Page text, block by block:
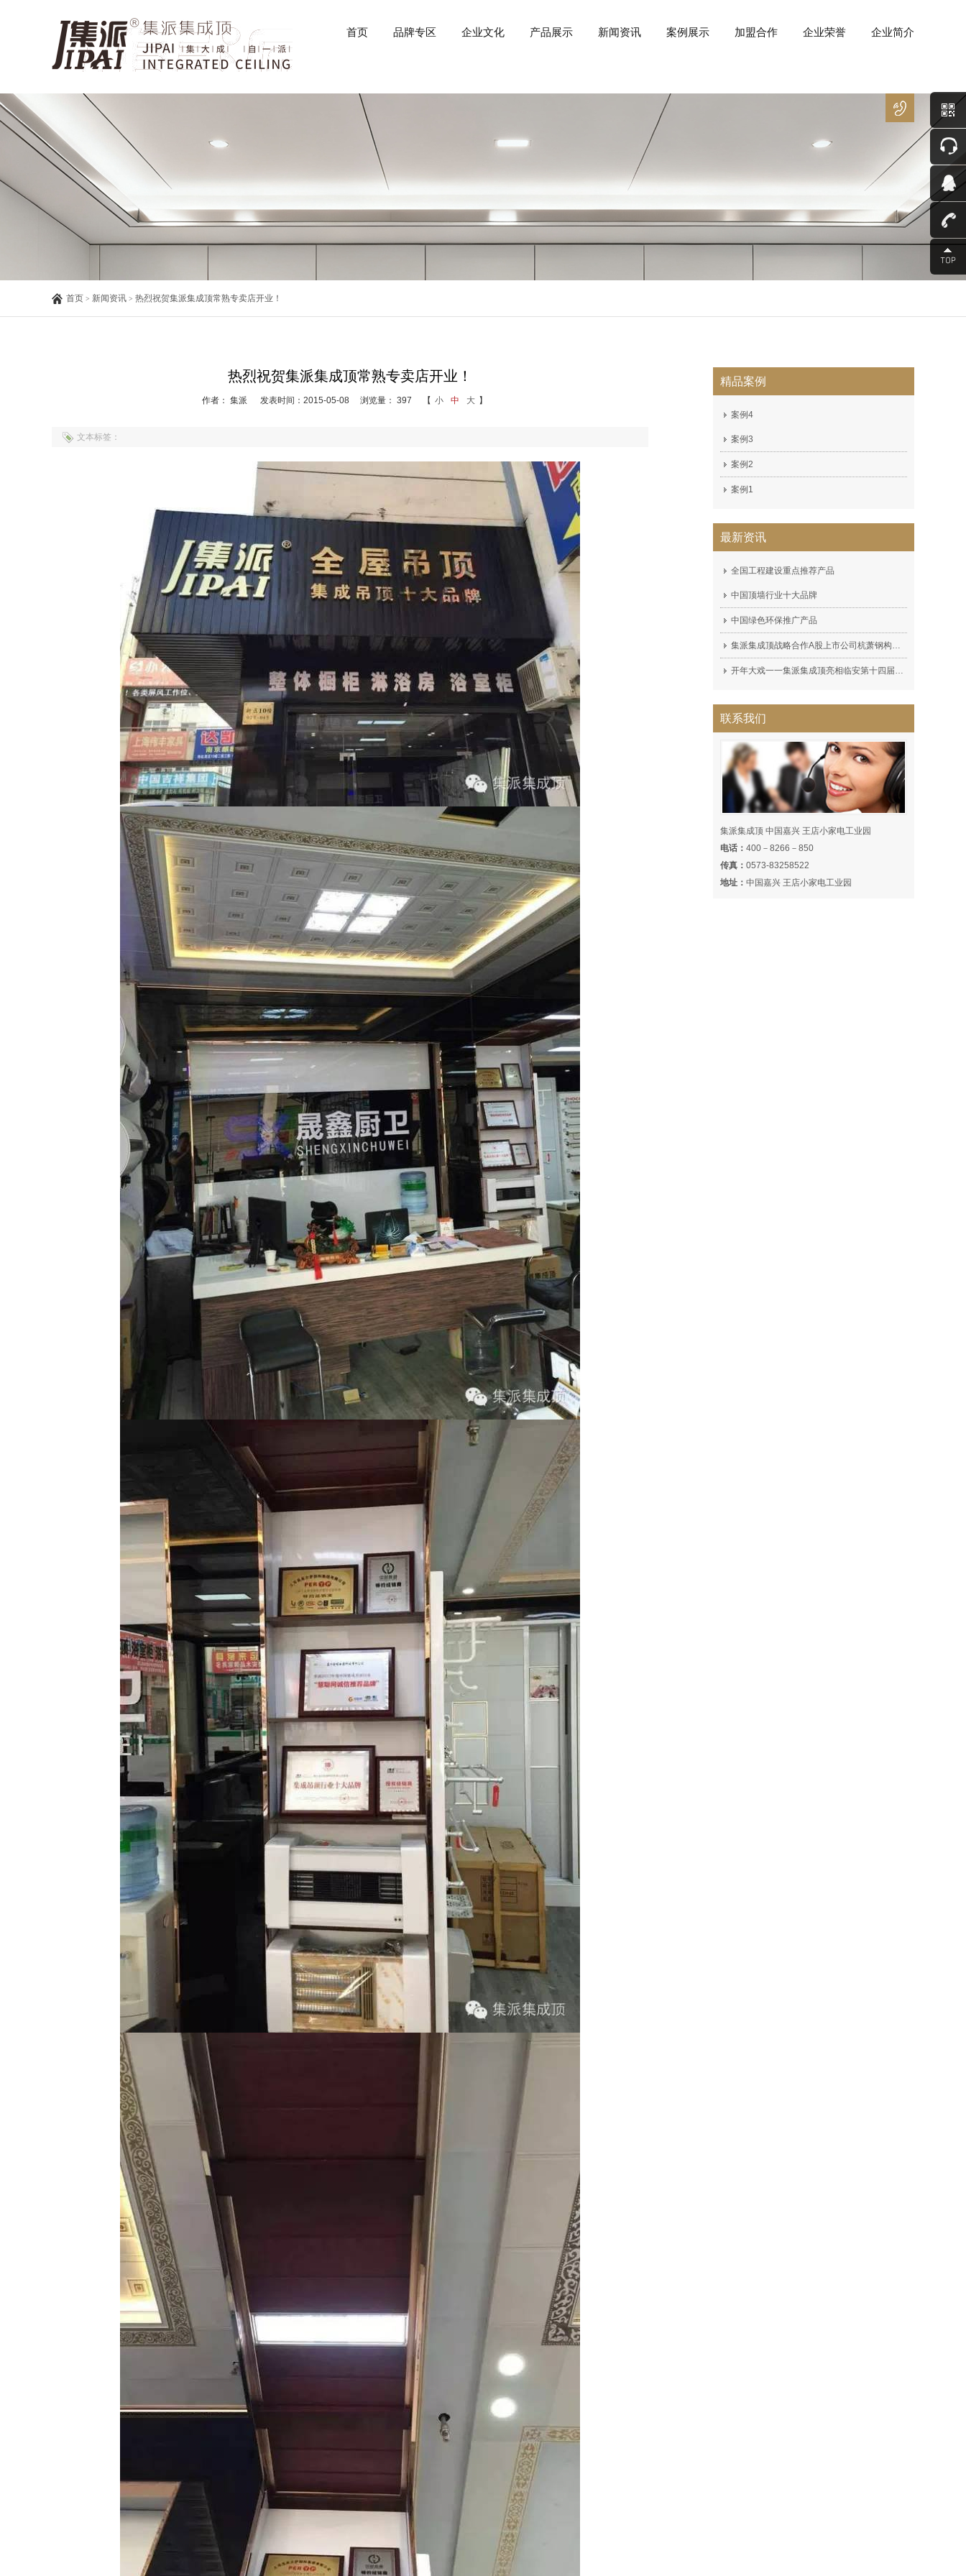
首页 品牌专区 企业文化 产品展示 新闻资讯 案例展示 加盟合作 企业荣誉 企业简介
400
8266
850
首页 > 新闻资讯 > 热烈祝贺集派集成顶常熟专卖店开业！
热烈祝贺集派集成顶常熟专卖店开业！
作者： 集派 发表时间：2015-05-08 浏览量： 397 【 小 中 大 】
文本标签：
精品案例
案例4
案例3
案例2
案例1
最新资讯
全国工程建设重点推荐产品
中国顶墙行业十大品牌
中国绿色环保推广产品
集派集成顶战略合作A股上市公司杭萧钢构（600477）集派全屋定制顶墙展厅完工!
开年大戏一一集派集成顶亮相临安第十四届家装博览会，深受广大消费者喜爱！
联系我们
集派集成顶 中国嘉兴 王店小家电工业园
电话： 400－8266－850
传真： 0573-83258522
地址： 中国嘉兴 王店小家电工业园